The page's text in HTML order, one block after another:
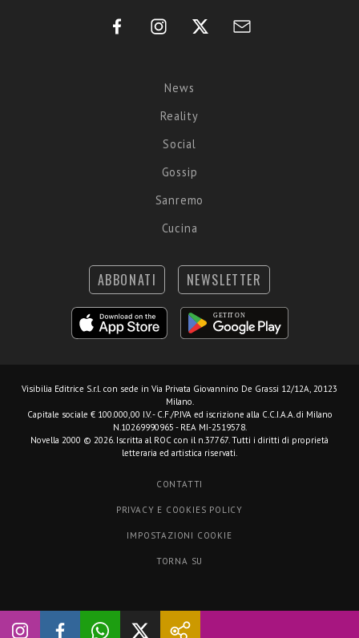
News
Reality
Social
Gossip
Sanremo
Cucina
ABBONATI NEWSLETTER
Visibilia Editrice S.r.l. con sede in Via Privata Giovannino De Grassi 12/12A, 20123
Milano.
Capitale sociale € 100.000,00 I.V. - C.F./P.IVA ed iscrizione alla C.C.I.A.A. di Milano
N.10269990965 - REA MI-2519578.
Novella 2000 © 2026. Iscritta al ROC con il n.37767. Tutti i diritti di proprietà
letteraria ed artistica riservati.
CONTATTI
PRIVACY E COOKIES POLICY
IMPOSTAZIONI COOKIE
TORNA SU